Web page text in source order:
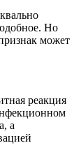
Но
может
реакция
а